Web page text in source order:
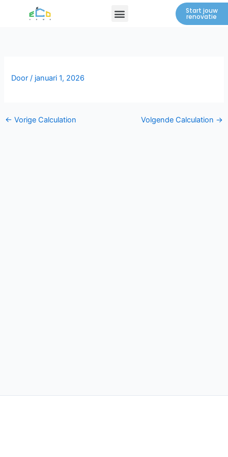
Menu Start jouw
renovatie
Door/ januari 1, 2026
← Vorige Calculation Volgende Calculation →